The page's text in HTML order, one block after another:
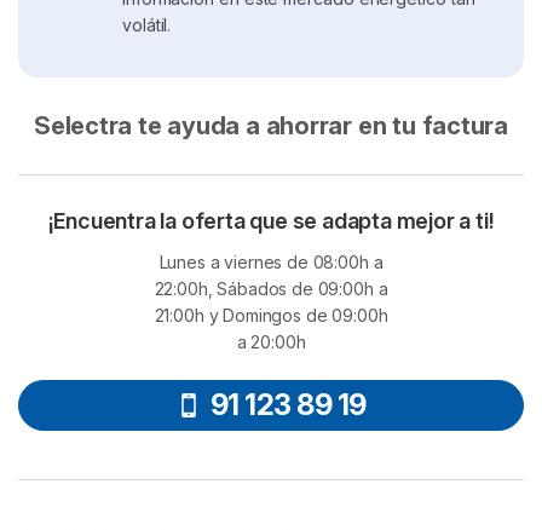
volátil.
Selectra te ayuda a ahorrar en tu factura
¡Encuentra la oferta que se adapta mejor a ti!
Lunes a viernes de 08:00h a
22:00h, Sábados de 09:00h a
21:00h y Domingos de 09:00h
a 20:00h
91 123 89 19